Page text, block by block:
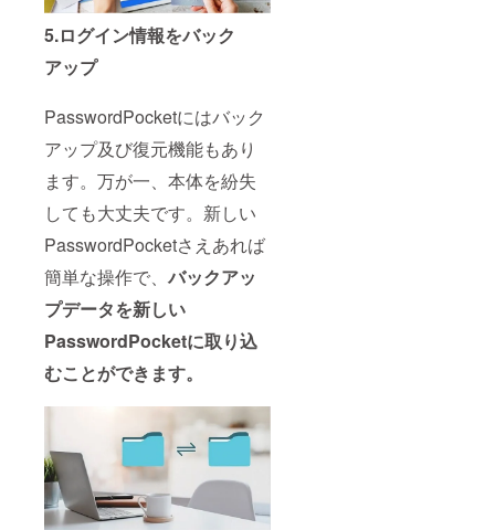
5.ログイン情報をバック
アップ
PasswordPocketにはバック
アップ及び復元機能もあり
ます。万が一、本体を紛失
しても大丈夫です。新しい
PasswordPocketさえあれば
簡単な操作で、 バックアッ
プデータを新しい
PasswordPocketに取り込
むことができます。